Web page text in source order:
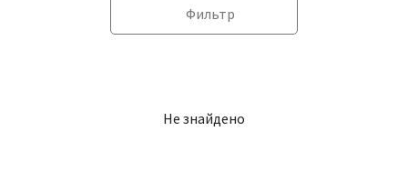
Фильтр
Не знайдено